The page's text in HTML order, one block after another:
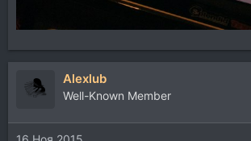
Alexlub
Well-Known Member